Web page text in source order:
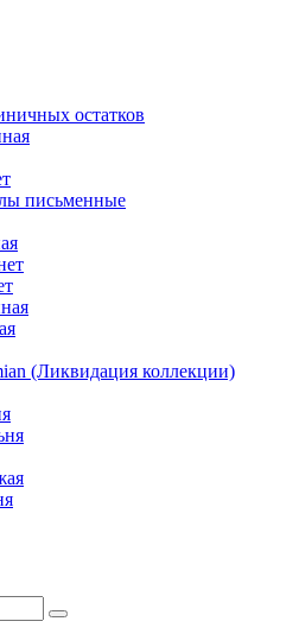
остатков
письменные
(Ликвидация коллекции)